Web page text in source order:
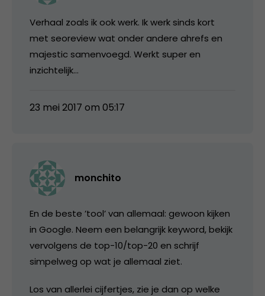
Verhaal zoals ik ook werk. Ik werk sinds kort
met seoreview wat onder andere ahrefs en
majestic samenvoegd. Werkt super en
inzichtelijk…
23 mei 2017 om 05:17
monchito
En de beste ’tool’ van allemaal: gewoon kijken
in Google. Neem een belangrijk keyword, bekijk
vervolgens de top-10/top-20 en schrijf
simpelweg op wat je allemaal ziet.
Los van allerlei cijfertjes, zie je dan op welke